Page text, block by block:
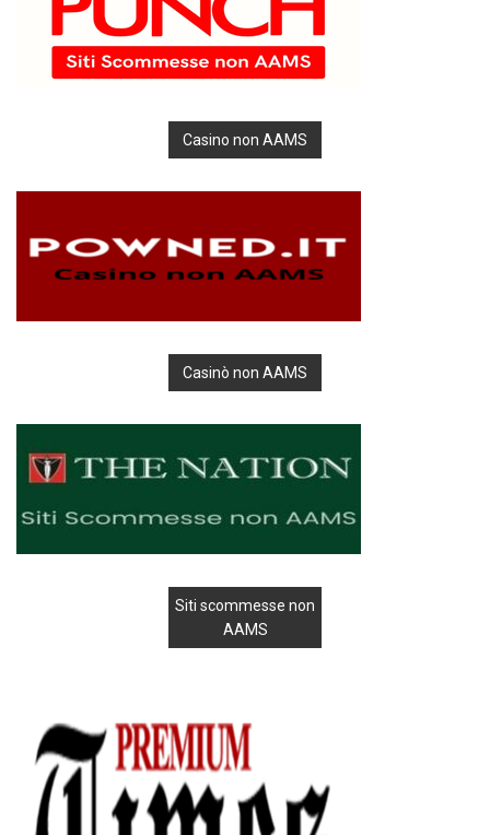
Casino non AAMS
Casinò non AAMS
Siti scommesse non
AAMS